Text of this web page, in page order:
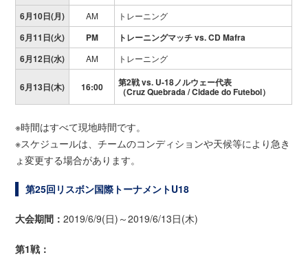
6月10日(月)
AM トレーニング
6月11日(火) PM トレーニングマッチvs.CD Mafra
6月12日(水)
AM トレーニング
6月13日(木) 16:00 第2戦 vs. U-18ノルウェー代表
（Cruz Quebrada / Cidade do Futebol）
※時間はすべて現地時間です。
※スケジュールは、チームのコンディションや天候等により急き
ょ変更する場合があります。
第25回リスボン国際トーナメントU18
大会期間：2019/6/9(日)～2019/6/13日(木)
第1戦：